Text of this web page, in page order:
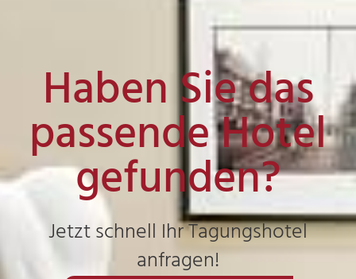
Haben Sie das
passende Hotel
gefunden?
Jetzt schnell Ihr Tagungshotel
anfragen!